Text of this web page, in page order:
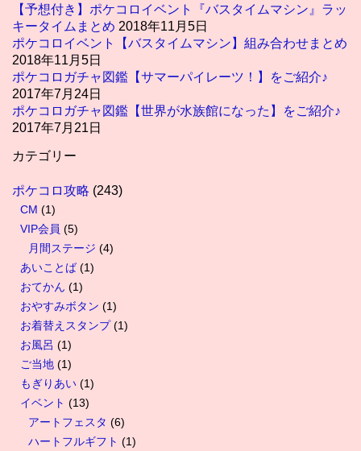
【予想付き】ポケコロイベント『バスタイムマシン』ラッ
キータイムまとめ 2018年11月5日
ポケコロイベント【バスタイムマシン】組み合わせまとめ
2018年11月5日
ポケコロガチャ図鑑【サマーパイレーツ！】をご紹介♪
2017年7月24日
ポケコロガチャ図鑑【世界が水族館になった】をご紹介♪
2017年7月21日
カテゴリー
ポケコロ攻略 (243)
CM (1)
VIP会員 (5)
月間ステージ (4)
あいことば(1)
おてかん (1)
おやすみボタン (1)
お着替えスタンプ(1)
お風呂 (1)
ご当地 (1)
もぎりあい (1)
イベント (13)
アートフェスタ (6)
ハートフルギフト (1)